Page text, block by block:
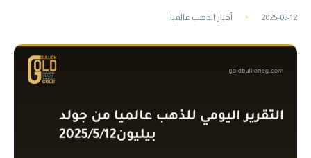
2025-05-12 أخبار الذهب عالميا